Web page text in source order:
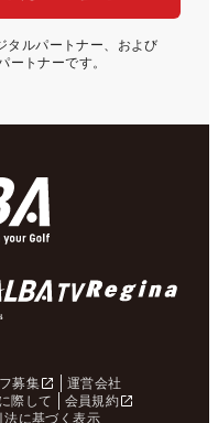
タルパートナー、および
ートナーです。
募集
運営会社
際して
会員規約
法に基づく表示